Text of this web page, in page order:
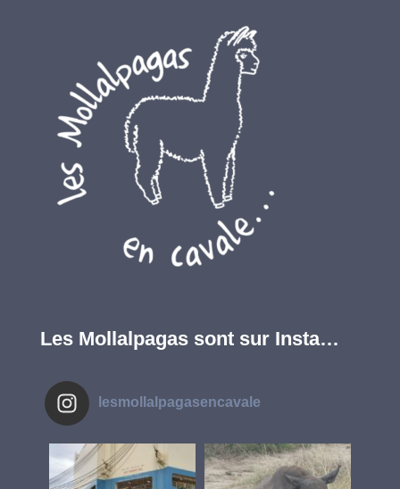
Les Mollalpagas sont sur Insta…
lesmollalpagasencavale